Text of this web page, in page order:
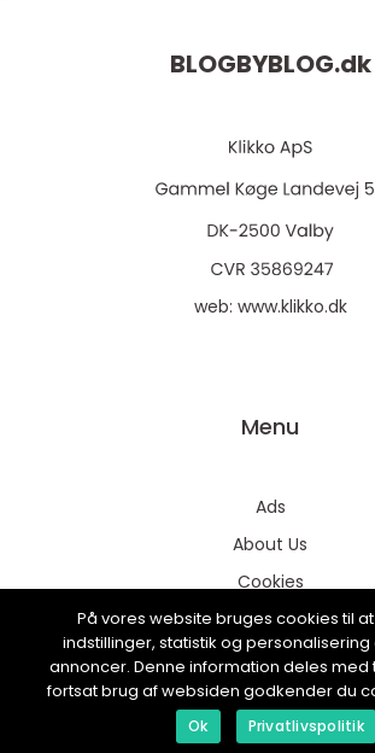
BLOGBYBLOG.dk
web: www.klikko.dk
Menu
Ads
About Us
Cookies
Contact
Sitemap
På vores website bruges cookies til
indstillinger, statistik og
annoncer. Denne information deles med
fortsat brug af websiden godkender du
Ok Privatlivspolitik